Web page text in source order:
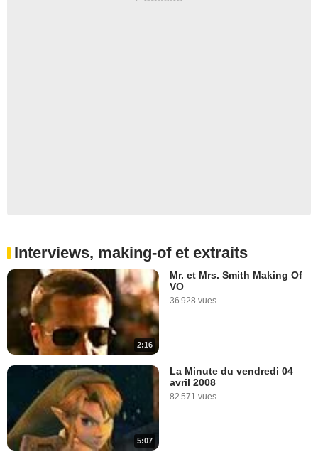
Interviews, making-of et extraits
2:16
Mr. et Mrs. Smith Making Of
VO
36 928 vues
5:07
La Minute du vendredi 04
avril 2008
82 571 vues